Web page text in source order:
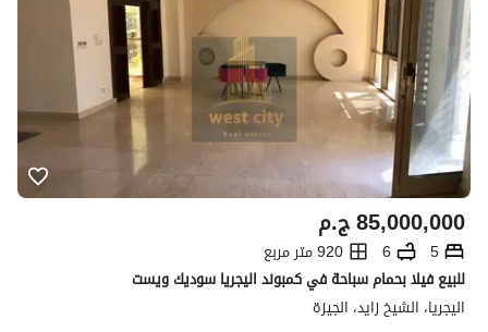
ج.م85,000,000
5
6
920 متر مربع
للبيع فيلا بحمام سباحة في كمبوند اليجريا سوديك ويست
اليجريا، الشيخ زايد، الجيزة